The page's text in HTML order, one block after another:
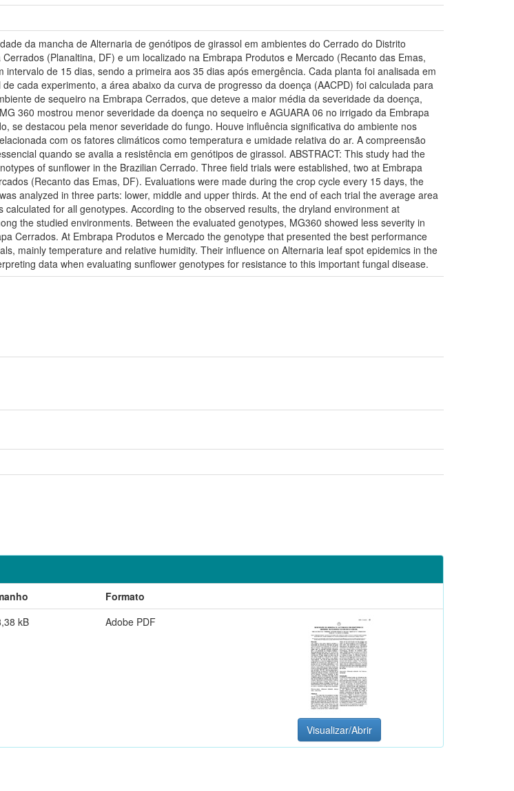
da mancha de Alternaria de genótipos de girassol em ambientes do Cerrado do Distrito
(Planaltina, DF) e um localizado na Embrapa Produtos e Mercado (Recanto das Emas,
de 15 dias, sendo a primeira aos 35 dias após emergência. Cada planta foi analisada em
cada experimento, a área abaixo da curva de progresso da doença (AACPD) foi calculada para
de sequeiro na Embrapa Cerrados, que deteve a maior média da severidade da doença,
360 mostrou menor severidade da doença no sequeiro e AGUARA 06 no irrigado da Embrapa
se destacou pela menor severidade do fungo. Houve influência significativa do ambiente nos
com os fatores climáticos como temperatura e umidade relativa do ar. A compreensão
quando se avalia a resistência em genótipos de girassol. ABSTRACT: This study had the
of sunflower in the Brazilian Cerrado. Three field trials were established, two at Embrapa
(Recanto das Emas, DF). Evaluations were made during the crop cycle every 15 days, the
analyzed in three parts: lower, middle and upper thirds. At the end of each trial the average area
for all genotypes. According to the observed results, the dryland environment at
the studied environments. Between the evaluated genotypes, MG360 showed less severity in
Cerrados. At Embrapa Produtos e Mercado the genotype that presented the best performance
mainly temperature and relative humidity. Their influence on Alternaria leaf spot epidemics in the
data when evaluating sunflower genotypes for resistance to this important fungal disease.
Formato
kB Adobe PDF
Visualizar/Abrir